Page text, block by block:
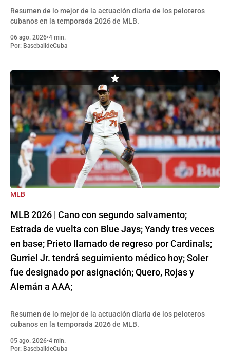
Resumen de lo mejor de la actuación diaria de los peloteros
cubanos en la temporada 2026 de MLB.
06 ago. 2026•4 min.
Por: BaseballdeCuba
MLB
MLB 2026 | Cano con segundo salvamento;
Estrada de vuelta con Blue Jays; Yandy tres veces
en base; Prieto llamado de regreso por Cardinals;
Gurriel Jr. tendrá seguimiento médico hoy; Soler
fue designado por asignación; Quero, Rojas y
Alemán a AAA;
Resumen de lo mejor de la actuación diaria de los peloteros
cubanos en la temporada 2026 de MLB.
05 ago. 2026•4 min.
Por: BaseballdeCuba